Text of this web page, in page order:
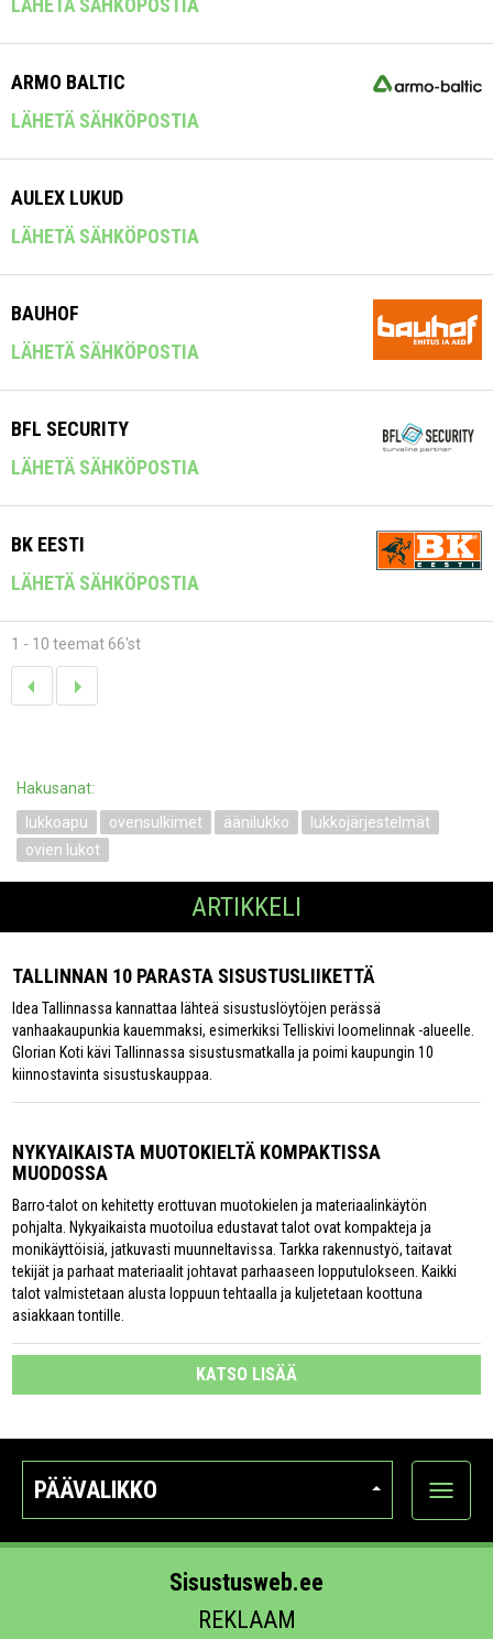
LÄHETÄ SÄHKÖPOSTIA
ARMO BALTIC
LÄHETÄ SÄHKÖPOSTIA
AULEX LUKUD
LÄHETÄ SÄHKÖPOSTIA
BAUHOF
LÄHETÄ SÄHKÖPOSTIA
BFL SECURITY
LÄHETÄ SÄHKÖPOSTIA
BK EESTI
LÄHETÄ SÄHKÖPOSTIA
1 - 10 teemat 66'st
Hakusanat:
lukkoapu
ovensulkimet äänilukko
lukkojärjestelmät
ovien lukot
ARTIKKELI
TALLINNAN 10 PARASTA SISUSTUSLIIKETTÄ
Idea Tallinnassa kannattaa lähteä sisustuslöytöjen perässä
vanhaakaupunkia kauemmaksi, esimerkiksi Telliskivi loomelinnak -alueelle.
Glorian Koti kävi Tallinnassa sisustusmatkalla ja poimi kaupungin 10
kiinnostavinta sisustuskauppaa.
NYKYAIKAISTA MUOTOKIELTÄ KOMPAKTISSA
MUODOSSA
Barro-talot on kehitetty erottuvan muotokielen ja materiaalinkäytön
pohjalta. Nykyaikaista muotoilua edustavat talot ovat kompakteja ja
monikäyttöisiä, jatkuvasti muunneltavissa. Tarkka rakennustyö, taitavat
tekijät ja parhaat materiaalit johtavat parhaaseen lopputulokseen. Kaikki
talot valmistetaan alusta loppuun tehtaalla ja kuljetetaan koottuna
asiakkaan tontille.
KATSO LISÄÄ
PÄÄVALIKKO
Näytä
Sisustusweb.ee
REKLAAM